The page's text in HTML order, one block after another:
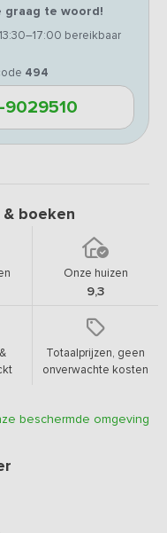
graag te woord!
bereikbaar
494
9029510
boeken
Onze huizen
9,3
Totaalprijzen, geen
onverwachte kosten
beschermde omgeving